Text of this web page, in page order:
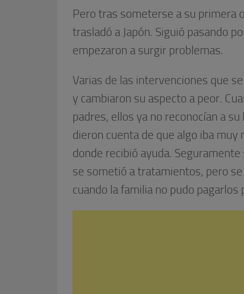
Pero tras someterse a su primera
trasladó a Japón. Siguió pasando
empezaron a surgir problemas.
Varias de las intervenciones que
y cambiaron su aspecto a peor.
padres, ellos ya no reconocían a
dieron cuenta de que algo iba muy
donde recibió ayuda.
se sometió a tratamientos, pero
cuando la familia no pudo pagarlos